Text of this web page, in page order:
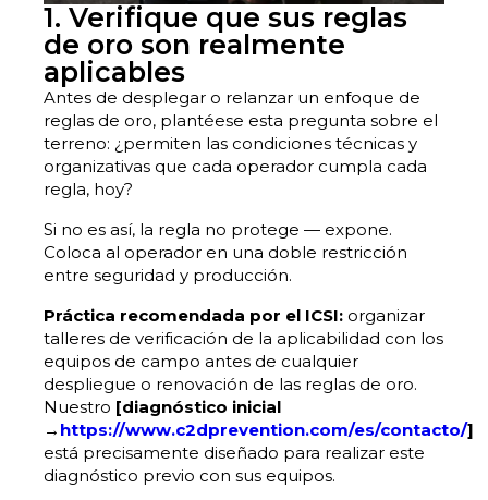
1. Verifique que sus reglas
de oro son realmente
aplicables
Antes de desplegar o relanzar un enfoque de
reglas de oro, plantéese esta pregunta sobre el
terreno: ¿permiten las condiciones técnicas y
organizativas que cada operador cumpla cada
regla, hoy?
Si no es así, la regla no protege — expone.
Coloca al operador en una doble restricción
entre seguridad y producción.
Práctica recomendada por el ICSI: organizar
talleres de verificación de la aplicabilidad con los
equipos de campo antes de cualquier
despliegue o renovación de las reglas de oro.
Nuestro [diagnóstico inicial
→ https://www.c2dprevention.com/es/contacto/]
está precisamente diseñado para realizar este
diagnóstico previo con sus equipos.